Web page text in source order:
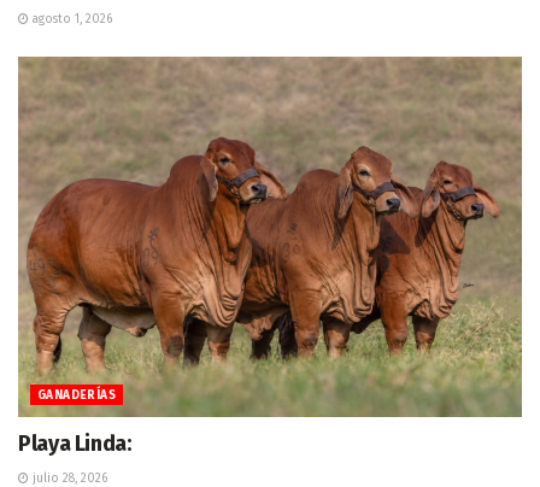
agosto 1, 2026
GANADERÍAS
Playa Linda:
julio 28, 2026